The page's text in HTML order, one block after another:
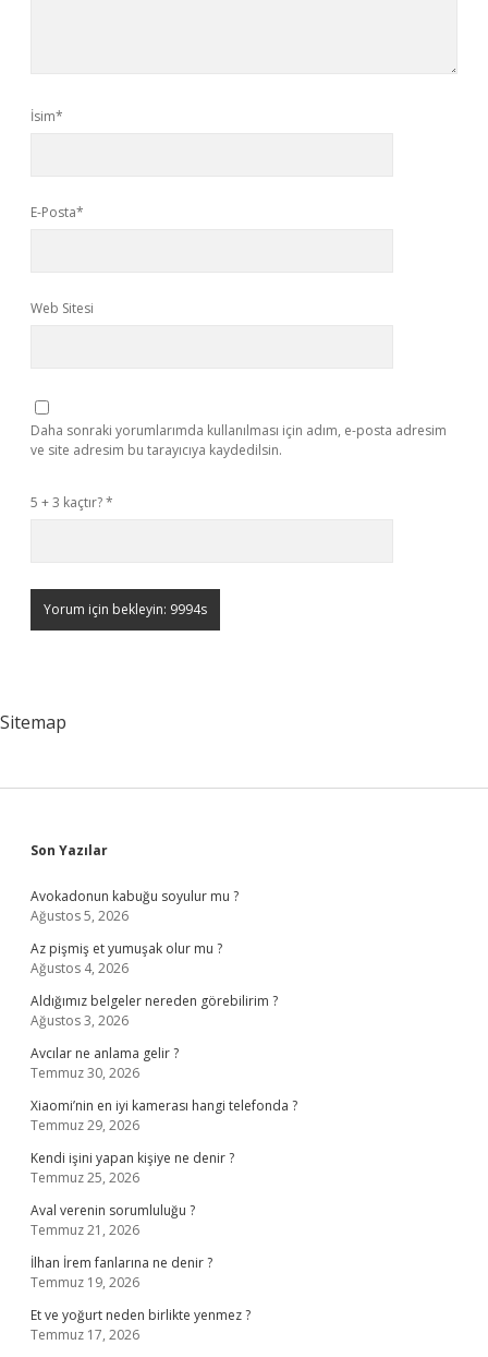
İsim*
E-Posta*
Web Sitesi
Daha sonraki yorumlarımda kullanılması için adım, e-posta adresim
ve site adresim bu tarayıcıya kaydedilsin.
5 + 3 kaçtır?*
Sitemap
Sidebar
Son Yazılar
Avokadonun kabuğu soyulur mu ?
Ağustos 5, 2026
Az pişmiş et yumuşak olur mu ?
Ağustos 4, 2026
Aldığımız belgeler nereden görebilirim ?
Ağustos 3, 2026
Avcılar ne anlama gelir ?
Temmuz 30, 2026
Xiaomi’nin en iyi kamerası hangi telefonda ?
Temmuz 29, 2026
Kendi işini yapan kişiye ne denir ?
Temmuz 25, 2026
Aval verenin sorumluluğu ?
Temmuz 21, 2026
İlhan İrem fanlarına ne denir ?
Temmuz 19, 2026
Et ve yoğurt neden birlikte yenmez ?
Temmuz 17, 2026